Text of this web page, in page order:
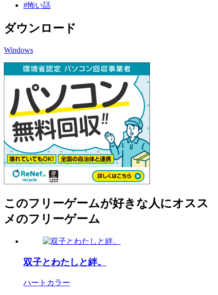
#怖い話
ダウンロード
Windows
このフリーゲームが好きな人にオスス
メのフリーゲーム
双子とわたしと絆。
ハートカラー